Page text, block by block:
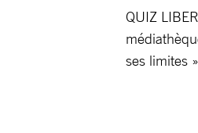
QUIZ
ses limites